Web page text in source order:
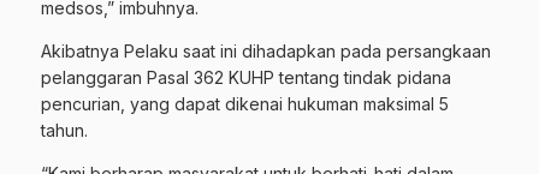
medsos,” imbuhnya.
Akibatnya Pelaku saat ini dihadapkan pada persangkaan
pelanggaran Pasal 362 KUHP tentang tindak pidana
pencurian, yang dapat dikenai hukuman maksimal 5
tahun.